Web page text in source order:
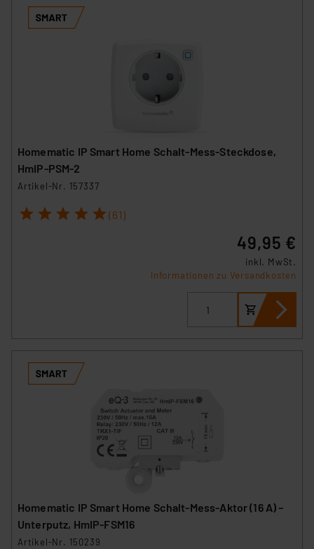
Homematic IP Smart Home Schalt-Mess-Steckdose,
HmIP-PSM-2
Artikel-Nr. 157337
1 2 3 4 5 (61)
49,95 €
inkl. MwSt.
Informationen zu Versandkosten
Homematic IP Smart Home Schalt-Mess-Aktor (16 A) –
Unterputz, HmIP-FSM16
Artikel-Nr. 150239